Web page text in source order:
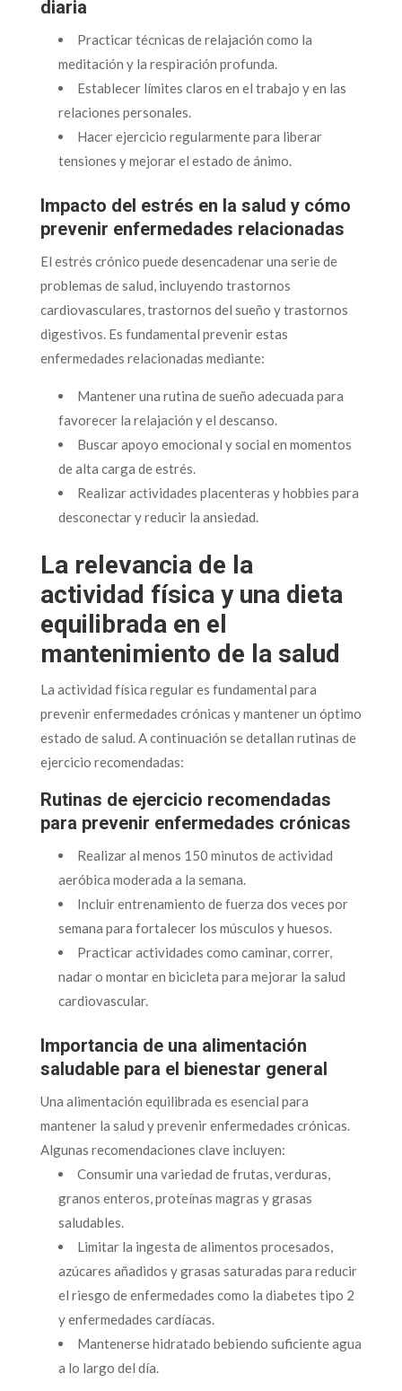
diaria
Practicar técnicas de relajación como la
meditación y la respiración profunda.
Establecer límites claros en el trabajo y en las
relaciones personales.
Hacer ejercicio regularmente para liberar
tensiones y mejorar el estado de ánimo.
Impacto del estrés en la salud y cómo
prevenir enfermedades relacionadas
El estrés crónico puede desencadenar una serie de
problemas de salud, incluyendo trastornos
cardiovasculares, trastornos del sueño y trastornos
digestivos. Es fundamental prevenir estas
enfermedades relacionadas mediante:
Mantener una rutina de sueño adecuada para
favorecer la relajación y el descanso.
Buscar apoyo emocional y social en momentos
de alta carga de estrés.
Realizar actividades placenteras y hobbies para
desconectar y reducir la ansiedad.
La relevancia de la
actividad física y una dieta
equilibrada en el
mantenimiento de la salud
La actividad física regular es fundamental para
prevenir enfermedades crónicas y mantener un óptimo
estado de salud. A continuación se detallan rutinas de
ejercicio recomendadas:
Rutinas de ejercicio recomendadas
para prevenir enfermedades crónicas
Realizar al menos 150 minutos de actividad
aeróbica moderada a la semana.
Incluir entrenamiento de fuerza dos veces por
semana para fortalecer los músculos y huesos.
Practicar actividades como caminar, correr,
nadar o montar en bicicleta para mejorar la salud
cardiovascular.
Importancia de una alimentación
saludable para el bienestar general
Una alimentación equilibrada es esencial para
mantener la salud y prevenir enfermedades crónicas.
Algunas recomendaciones clave incluyen:
Consumir una variedad de frutas, verduras,
granos enteros, proteínas magras y grasas
saludables.
Limitar la ingesta de alimentos procesados,
azúcares añadidos y grasas saturadas para reducir
el riesgo de enfermedades como la diabetes tipo 2
y enfermedades cardíacas.
Mantenerse hidratado bebiendo suficiente agua
a lo largo del día.